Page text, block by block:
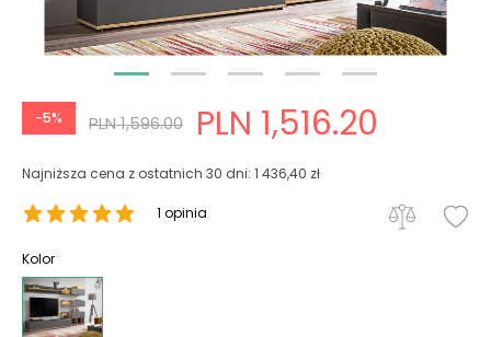
-5% PLN 1,596.00 PLN 1,516.20
Najniższa cena z ostatnich 30 dni: 1 436,40 zł
1 opinia
Kolor